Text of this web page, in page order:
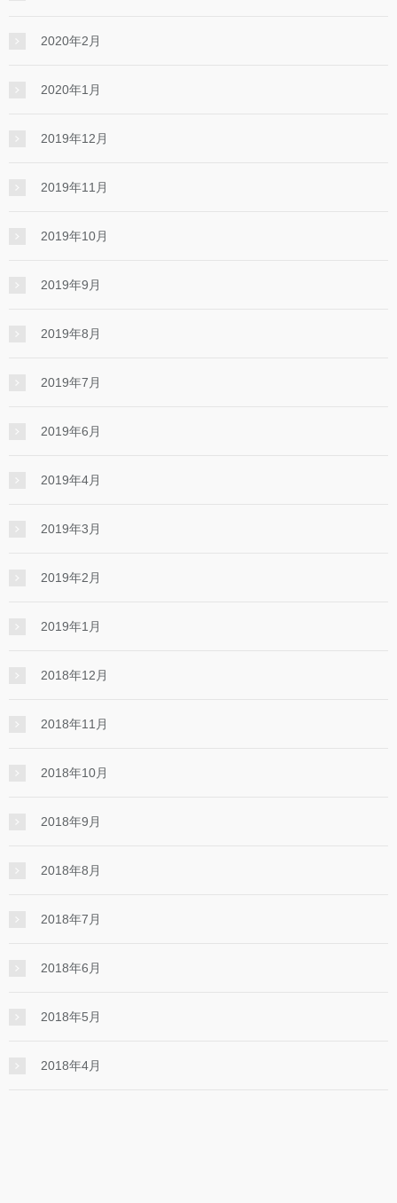
2020年2月
2020年1月
2019年12月
2019年11月
2019年10月
2019年9月
2019年8月
2019年7月
2019年6月
2019年4月
2019年3月
2019年2月
2019年1月
2018年12月
2018年11月
2018年10月
2018年9月
2018年8月
2018年7月
2018年6月
2018年5月
2018年4月